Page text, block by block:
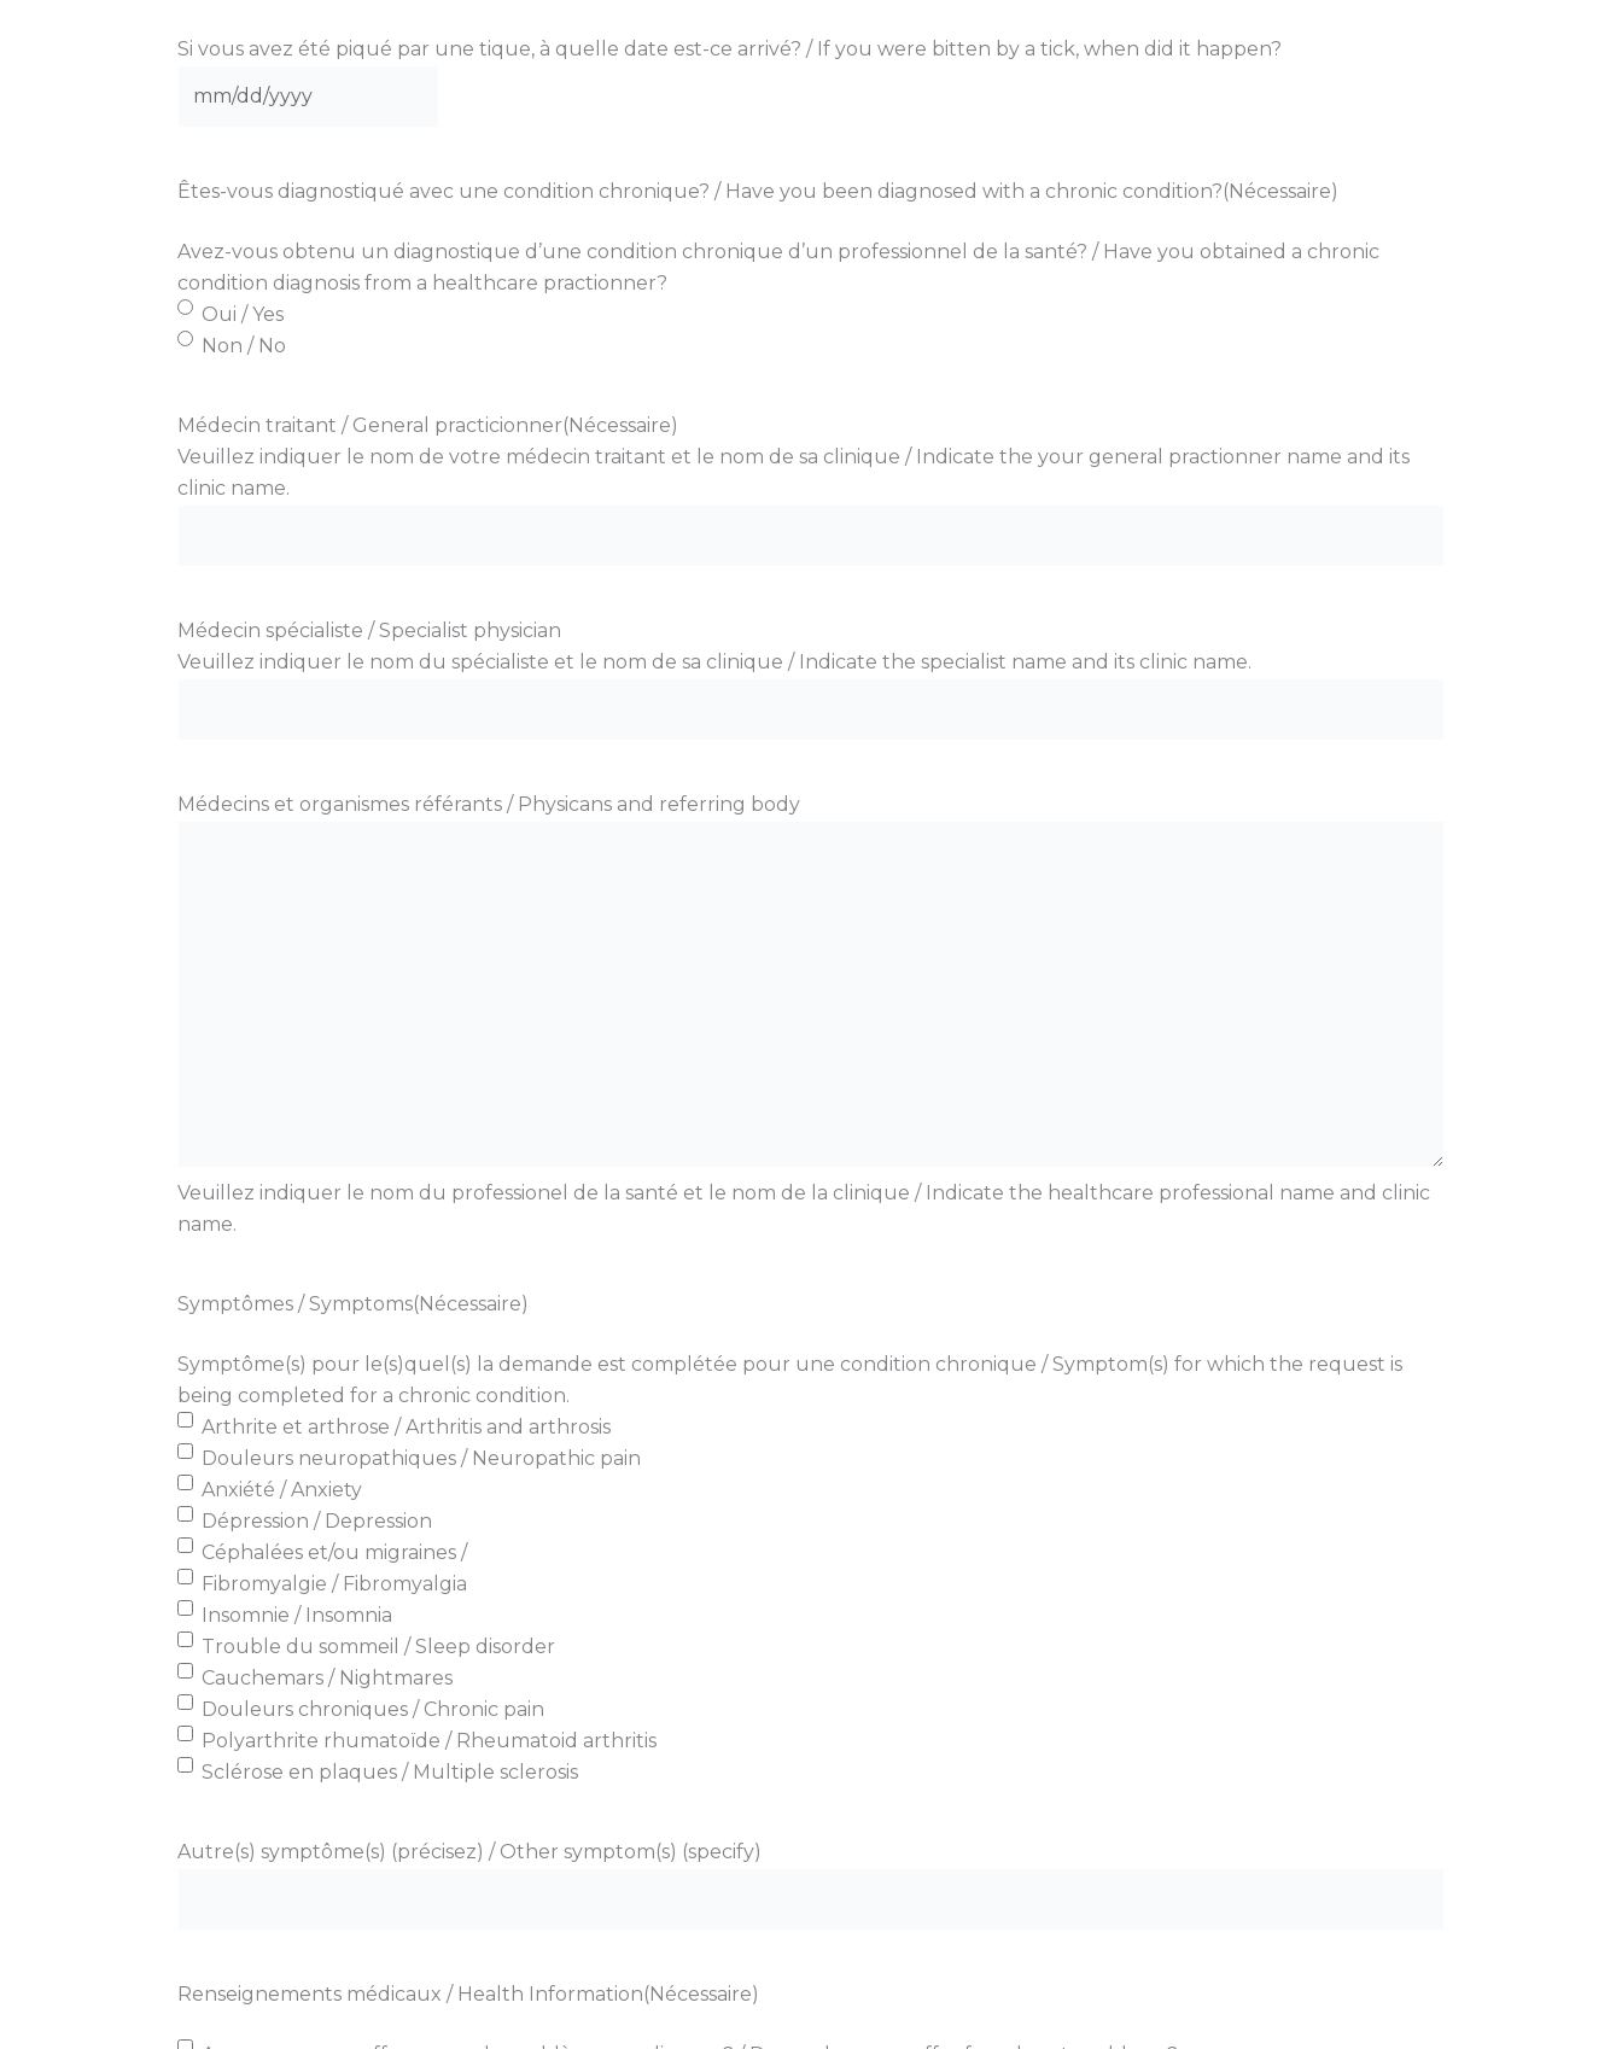
Si vous avez été piqué par une tique, à quelle date est-ce arrivé? / If you were bitten by a tick, when did it happen?
MM
slash
Êtes-vous diagnostiqué avec une condition chronique? / Have you been diagnosed with a chronic condition?(Nécessaire)
Avez-vous obtenu un diagnostique d’une condition chronique d’un professionnel de la santé? / Have you obtained a chronic
condition diagnosis from a healthcare practionner?
Oui / Yes
Non / No
Médecin traitant / General practicionner(Nécessaire)
Veuillez indiquer le nom de votre médecin traitant et le nom de sa clinique / Indicate the your general practionner name and its
clinic name.
Médecin spécialiste / Specialist physician
Veuillez indiquer le nom du spécialiste et le nom de sa clinique / Indicate the specialist name and its clinic name.
Médecins et organismes référants / Physicans and referring body
Veuillez indiquer le nom du professionel de la santé et le nom de la clinique / Indicate the healthcare professional name and clinic
name.
Symptômes / Symptoms(Nécessaire)
Symptôme(s) pour le(s)quel(s) la demande est complétée pour une condition chronique / Symptom(s) for which the request is
being completed for a chronic condition.
Arthrite et arthrose / Arthritis and arthrosis
Douleurs neuropathiques / Neuropathic pain
Anxiété / Anxiety
Dépression / Depression
Céphalées et/ou migraines /
Fibromyalgie / Fibromyalgia
Insomnie / Insomnia
Trouble du sommeil / Sleep disorder
Cauchemars / Nightmares
Douleurs chroniques / Chronic pain
Polyarthrite rhumatoïde / Rheumatoid arthritis
Sclérose en plaques / Multiple sclerosis
Autre(s) symptôme(s) (précisez) / Other symptom(s) (specify)
Renseignements médicaux / Health Information(Nécessaire)